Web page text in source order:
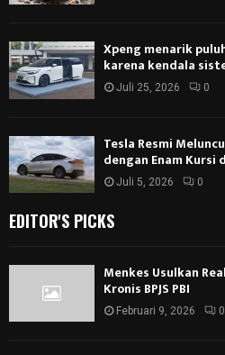
Xpeng menarik
karena kendala
Juli 25, 2026 0
Tesla Resmi
dengan Enam
Juli 5, 2026 0
EDITOR'S PICKS
Menkes Usulkan
Kronis BPJS PBI
Februari 9, 2026 0